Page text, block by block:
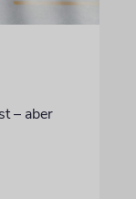
– aber